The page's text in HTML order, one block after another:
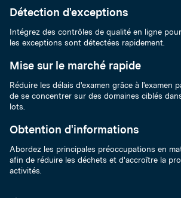
Détection d'exceptions
Intégrez des contrôles de qualité en ligne
les exceptions sont détectées rapidement.
Mise sur le marché rapide
Réduire les délais d'examen grâce à l'examen
de se concentrer sur des domaines ciblés
lots.
Obtention d'informations
Abordez les principales préoccupations en
afin de réduire les déchets et d'accroître la
activités.